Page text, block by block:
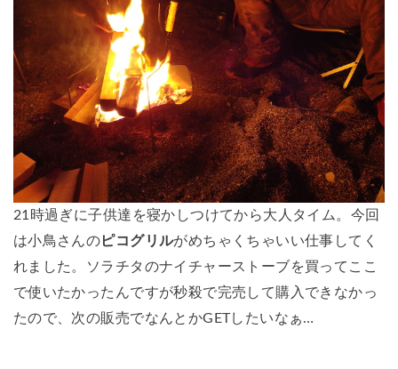
21時過ぎに子供達を寝かしつけてから大人タイム。今回
は小鳥さんのピコグリルがめちゃくちゃいい仕事してく
れました。ソラチタのナイチャーストーブを買ってここ
で使いたかったんですが秒殺で完売して購入できなかっ
たので、次の販売でなんとかGETしたいなぁ…